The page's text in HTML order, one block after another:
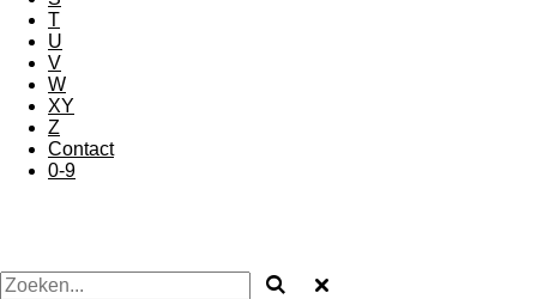
T
U
V
W
XY
Z
Contact
0-9